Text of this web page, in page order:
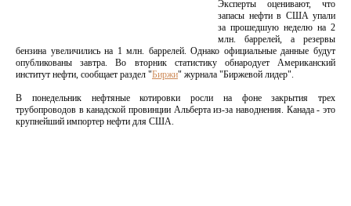
Эксперты оценивают, что
запасы нефти в США упали
за прошедшую неделю на 2
млн. баррелей, а резервы
бензина увеличились на 1 млн. баррелей. Однако официальные данные будут
опубликованы завтра. Во вторник статистику обнародует Американский
институт нефти, сообщает раздел "Биржи" журнала "Биржевой лидер".
В понедельник нефтяные котировки росли на фоне закрытия трех
трубопроводов в канадской провинции Альберта из-за наводнения. Канада - это
крупнейший импортер нефти для США.